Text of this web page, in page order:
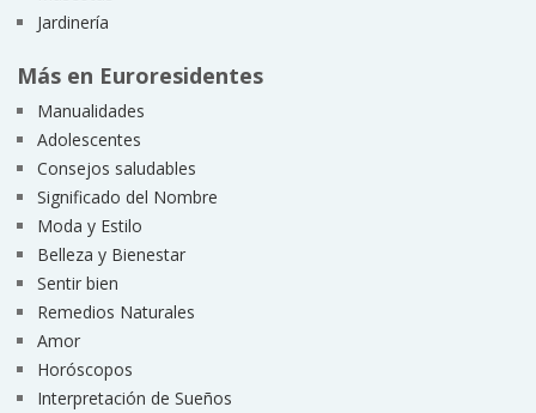
Jardinería
Más en Euroresidentes
Manualidades
Adolescentes
Consejos saludables
Significado del Nombre
Moda y Estilo
Belleza y Bienestar
Sentir bien
Remedios Naturales
Amor
Horóscopos
Interpretación de Sueños